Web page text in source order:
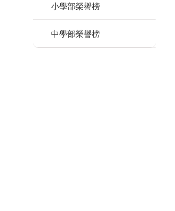
小學部榮譽榜
中學部榮譽榜